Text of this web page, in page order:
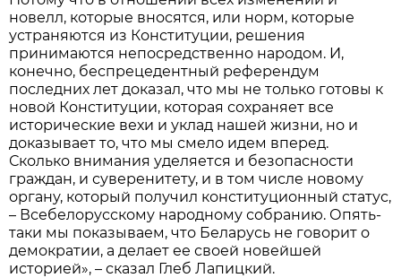
новелл, которые вносятся, или норм, которые
устраняются из Конституции, решения
принимаются непосредственно народом. И,
конечно, беспрецедентный референдум
последних лет доказал, что мы не только готовы к
новой Конституции, которая сохраняет все
исторические вехи и уклад нашей жизни, но и
доказывает то, что мы смело идем вперед.
Сколько внимания уделяется и безопасности
граждан, и суверенитету, и в том числе новому
органу, который получил конституционный статус,
– Всебелорусскому народному собранию. Опять-
таки мы показываем, что Беларусь не говорит о
демократии, а делает ее своей новейшей
историей», – сказал Глеб Лапицкий.